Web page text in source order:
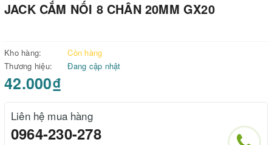
JACK CẮM NỐI 8 CHÂN 20MM GX20
Kho hàng:
Còn hàng
Thương hiệu:
Đang cập nhật
42.000₫
Liên hệ mua hàng
0964-230-278